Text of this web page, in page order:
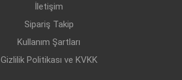
İletişim
Sipariş Takip
Kullanım Şartları
Gizlilik Politikası ve KVKK